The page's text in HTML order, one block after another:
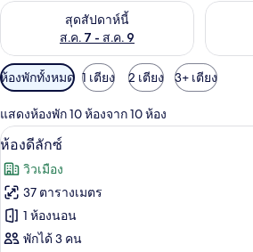
สุดสัปดาห์นี้
ส.ค. 7 - ส.ค. 9
ตรวจสอบจำนวนห้องพักว่างในสุดสัปดาห์
ตรวจส
ตัว
กรอง
ที่
มี
ให้
สำหรับ
ห้อง
พัก
ห้องพักทั้งหมด 1 เตียง 2 เตียง 3+ เตียง
แสดงห้องพัก 10 ห้องจาก 10 ห้อง
เปิด
ภาพถ่าย
ทั้งหมด
ของ
ห้อง
ผ้าปูที่นอ
7
ห้องดีลักซ์
วิวเมือง
37 ตารางเมตร
1 ห้องนอน
พักได้ 3 คน